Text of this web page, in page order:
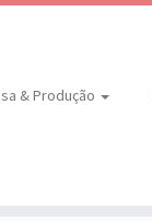
& Produção